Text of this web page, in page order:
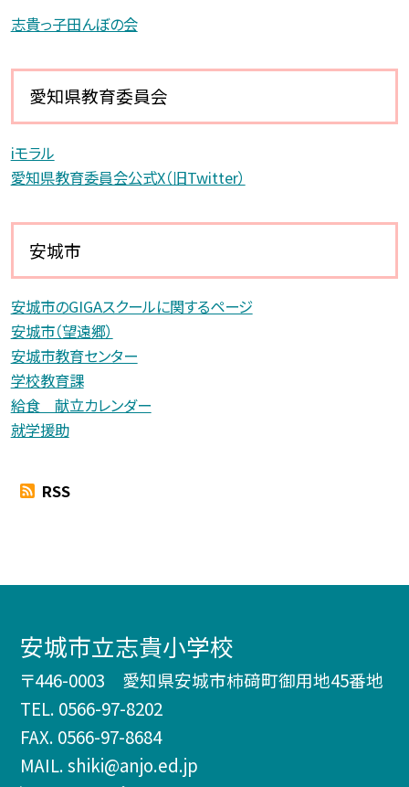
志貴っ子田んぼの会
愛知県教育委員会
iモラル
愛知県教育委員会公式X（旧Twitter）
安城市
安城市のGIGAスクールに関するページ
安城市（望遠郷）
安城市教育センター
学校教育課
給食 献立カレンダー
就学援助
RSS
安城市立志貴小学校
〒446-0003 愛知県安城市柿𥔎町御用地45番地
TEL. 0566-97-8202
FAX. 0566-97-8684
MAIL. shiki@anjo.ed.jp